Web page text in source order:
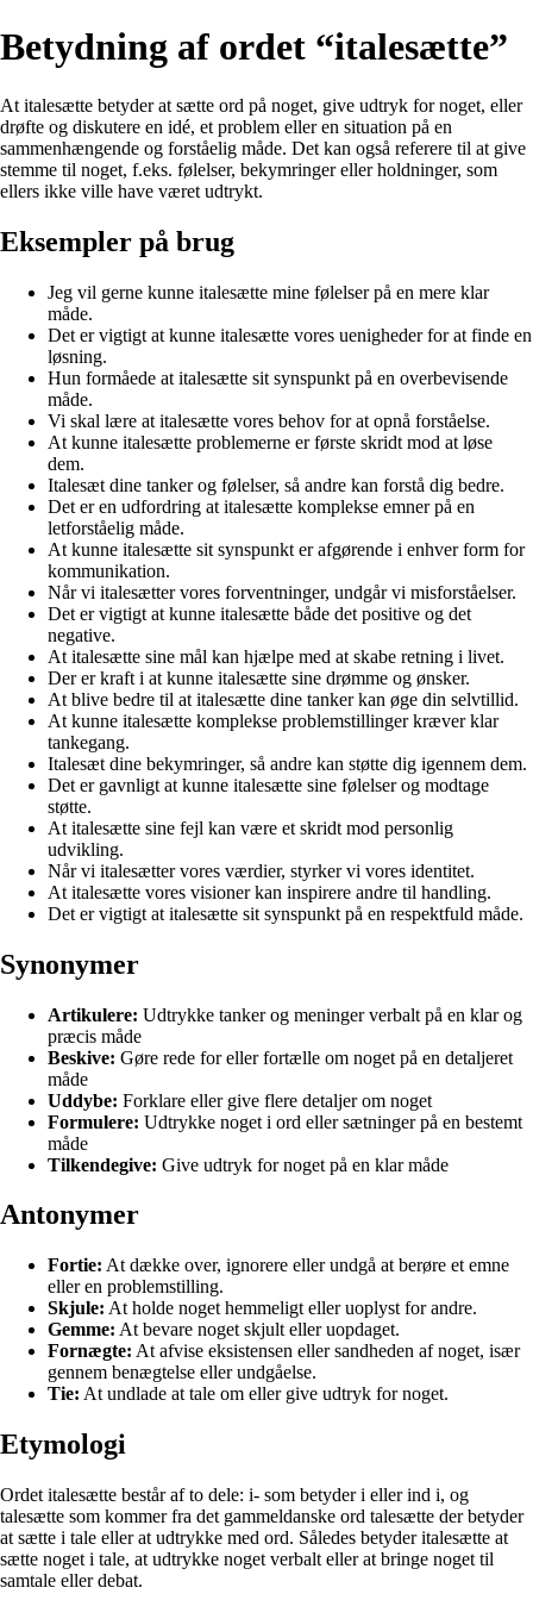
Betydning af ordet “italesætte”
At italesætte betyder at sætte ord på noget, give udtryk for noget, eller
drøfte og diskutere en idé, et problem eller en situation på en
sammenhængende og forståelig måde. Det kan også referere til at give
stemme til noget, f.eks. følelser, bekymringer eller holdninger, som
ellers ikke ville have været udtrykt.
Eksempler på brug
Jeg vil gerne kunne italesætte mine følelser på en mere klar
måde.
Det er vigtigt at kunne italesætte vores uenigheder for at finde en
løsning.
Hun formåede at italesætte sit synspunkt på en overbevisende
måde.
Vi skal lære at italesætte vores behov for at opnå forståelse.
At kunne italesætte problemerne er første skridt mod at løse
dem.
Italesæt dine tanker og følelser, så andre kan forstå dig bedre.
Det er en udfordring at italesætte komplekse emner på en
letforståelig måde.
At kunne italesætte sit synspunkt er afgørende i enhver form for
kommunikation.
Når vi italesætter vores forventninger, undgår vi misforståelser.
Det er vigtigt at kunne italesætte både det positive og det
negative.
At italesætte sine mål kan hjælpe med at skabe retning i livet.
Der er kraft i at kunne italesætte sine drømme og ønsker.
At blive bedre til at italesætte dine tanker kan øge din selvtillid.
At kunne italesætte komplekse problemstillinger kræver klar
tankegang.
Italesæt dine bekymringer, så andre kan støtte dig igennem dem.
Det er gavnligt at kunne italesætte sine følelser og modtage
støtte.
At italesætte sine fejl kan være et skridt mod personlig
udvikling.
Når vi italesætter vores værdier, styrker vi vores identitet.
At italesætte vores visioner kan inspirere andre til handling.
Det er vigtigt at italesætte sit synspunkt på en respektfuld måde.
Synonymer
Artikulere: Udtrykke tanker og meninger verbalt på en klar og
præcis måde
Beskive: Gøre rede for eller fortælle om noget på en detaljeret
måde
Uddybe: Forklare eller give flere detaljer om noget
Formulere: Udtrykke noget i ord eller sætninger på en bestemt
måde
Tilkendegive: Give udtryk for noget på en klar måde
Antonymer
Fortie: At dække over, ignorere eller undgå at berøre et emne
eller en problemstilling.
Skjule: At holde noget hemmeligt eller uoplyst for andre.
Gemme: At bevare noget skjult eller uopdaget.
Fornægte: At afvise eksistensen eller sandheden af noget, især
gennem benægtelse eller undgåelse.
Tie: At undlade at tale om eller give udtryk for noget.
Etymologi
Ordet italesætte består af to dele: i- som betyder i eller ind i, og
talesætte som kommer fra det gammeldanske ord talesætte der betyder
at sætte i tale eller at udtrykke med ord. Således betyder italesætte at
sætte noget i tale, at udtrykke noget verbalt eller at bringe noget til
samtale eller debat.